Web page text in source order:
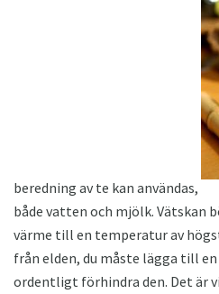
beredning av te kan användas,
både vatten och mjölk. Vätskan
värme till en temperatur av
från elden, du måste lägga till
ordentligt förhindra den. Det är